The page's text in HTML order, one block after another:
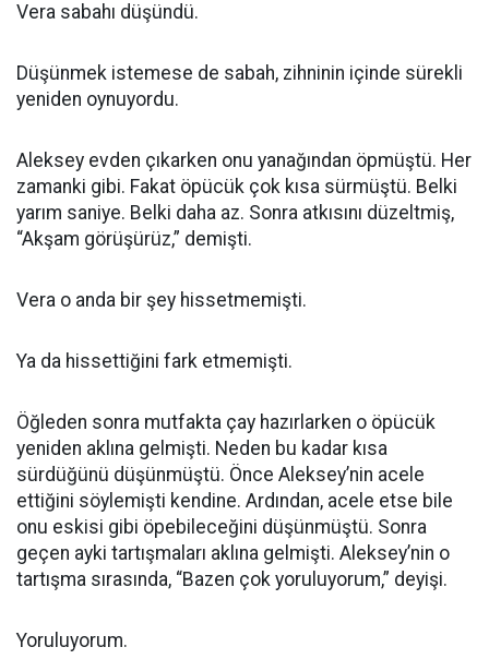
Vera sabahı düşündü.
Düşünmek istemese de sabah, zihninin içinde sürekli
yeniden oynuyordu.
Aleksey evden çıkarken onu yanağından öpmüştü. Her
zamanki gibi. Fakat öpücük çok kısa sürmüştü. Belki
yarım saniye. Belki daha az. Sonra atkısını düzeltmiş,
“Akşam görüşürüz,” demişti.
Vera o anda bir şey hissetmemişti.
Ya da hissettiğini fark etmemişti.
Öğleden sonra mutfakta çay hazırlarken o öpücük
yeniden aklına gelmişti. Neden bu kadar kısa
sürdüğünü düşünmüştü. Önce Aleksey’nin acele
ettiğini söylemişti kendine. Ardından, acele etse bile
onu eskisi gibi öpebileceğini düşünmüştü. Sonra
geçen ayki tartışmaları aklına gelmişti. Aleksey’nin o
tartışma sırasında, “Bazen çok yoruluyorum,” deyişi.
Yoruluyorum.